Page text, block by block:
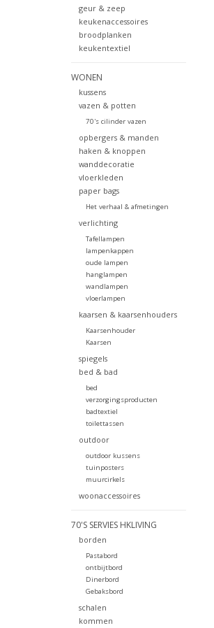
geur & zeep
keukenaccessoires
broodplanken
keukentextiel
WONEN
kussens
vazen & potten
70's cilinder vazen
opbergers & manden
haken & knoppen
wanddecoratie
vloerkleden
paper bags
Het verhaal & afmetingen
verlichting
Tafellampen
lampenkappen
oude lampen
hanglampen
wandlampen
vloerlampen
kaarsen & kaarsenhouders
Kaarsenhouder
Kaarsen
spiegels
bed & bad
bed
verzorgingsproducten
badtextiel
toilettassen
outdoor
outdoor kussens
tuinposters
muurcirkels
woonaccessoires
70'S SERVIES HKLIVING
borden
Pastabord
ontbijtbord
Dinerbord
Gebaksbord
schalen
kommen